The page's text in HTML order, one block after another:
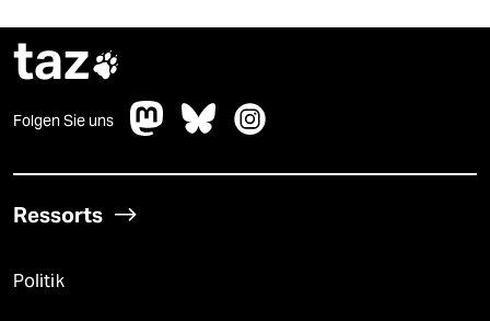
taz
Folgen Sie uns
Ressorts
Politik